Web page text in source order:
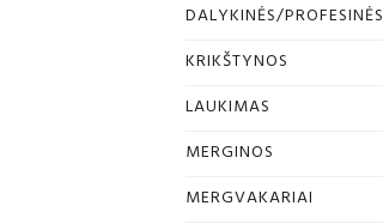
DALYKINĖS/PROFESINĖS
KRIKŠTYNOS
LAUKIMAS
MERGINOS
MERGVAKARIAI